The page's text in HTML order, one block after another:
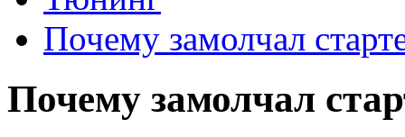
Почему замолчал
Почему замолчал